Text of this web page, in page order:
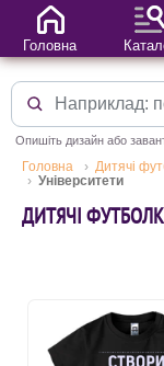
Опишіть дизайн або
Головна Дитячі
Університети
ДИТЯЧІ
Головна